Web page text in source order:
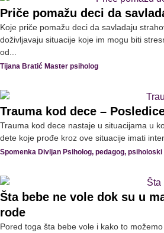
Priče pomažu deci da
Koje priče pomažu deci da savladaju
doživljavaju situacije koje im mogu biti
od...
Tijana Bratić Master psiholog
Trauma kod dece –
Trauma kod dece nastaje u situacijama u
dete koje prođe kroz ove situacije imati
Spomenka Divljan Psiholog, pedagog,
Šta bebe ne vole dok su u
rode
Pored toga šta bebe vole i kako to